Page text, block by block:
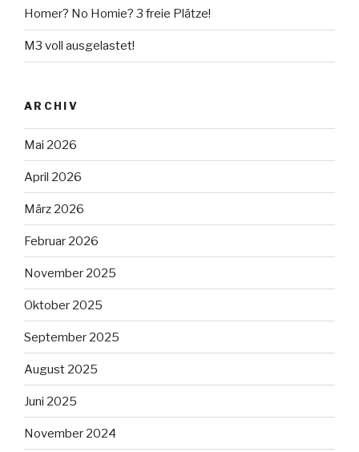
Homer? No Homie? 3 freie Plätze!
M3 voll ausgelastet!
ARCHIV
Mai 2026
April 2026
März 2026
Februar 2026
November 2025
Oktober 2025
September 2025
August 2025
Juni 2025
November 2024